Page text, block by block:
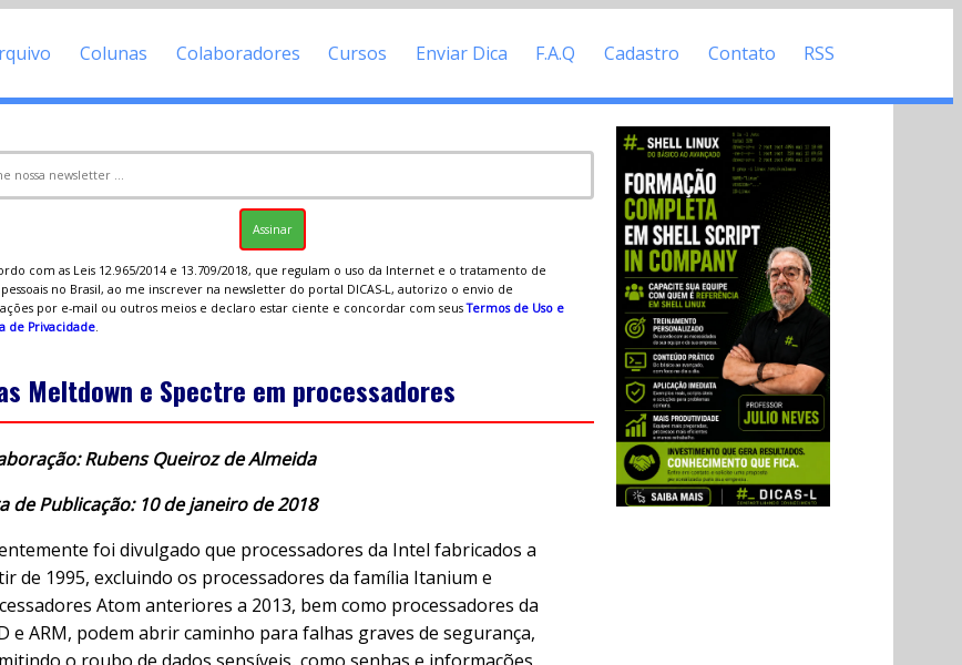
Colunas Colaboradores Cursos Enviar Dica F.A.Q Cadastro Contato RSS
com as Leis 12.965/2014 e 13.709/2018, que regulam o uso da Internet e o tratamento de
pessoais no Brasil, ao me inscrever na newsletter do portal DICAS-L, autorizo o envio de
por e-mail ou outros meios e declaro estar ciente e concordar com seusTermos de Uso e
de Privacidade.
Meltdown e Spectre em processadores
Rubens Queiroz de Almeida
de Publicação: 10 de janeiro de 2018
foi divulgado que processadores da Intel fabricados a
de 1995, excluindo os processadores da família Itanium e
Atom anteriores a 2013, bem como processadores da
e ARM, podem abrir caminho para falhas graves de segurança,